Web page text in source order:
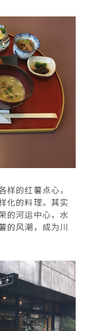
的红薯点心，
化的料理。其实
的河运中心，水
的风潮，成为川